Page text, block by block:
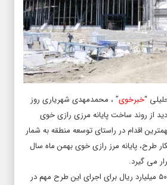
“خبرخوی” ، محمدمهدی شهریاری روز
۱۴۰۰ در بازدید از روند ساخت پایانه مرزی رازی خوی
اقدام در راستای توسعه منطقه به شمار
طرح، پایانه مرز رازی خوی بهمن ماه سال
می گیرد.
وی اضافه کرد: ۲ هزار و ۵۰۰ میلیارد ریال برای اجرای این طرح مهم در